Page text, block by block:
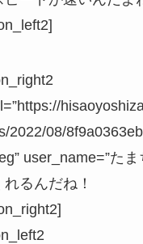
2022/08/
user_name=”た
るんだね！